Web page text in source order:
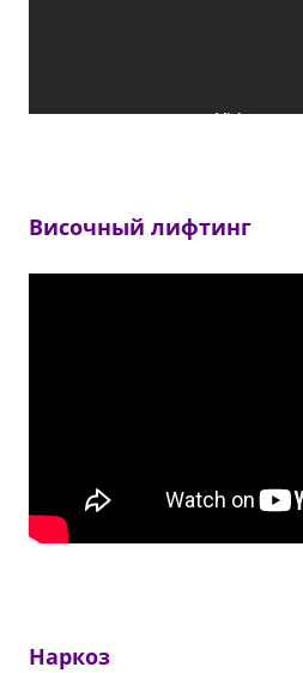
Височный лифтинг
Наркоз